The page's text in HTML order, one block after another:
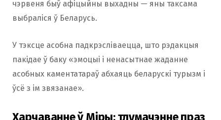
чэрвеня быў афіцыйны выхадны — яны таксама
выбраліся ў Беларусь.
У тэксце асобна падкрэсліваецца, што рэдакцыя
пакідае ў баку «эмоцыі і ненасытнае жаданне
асобных каментатараў абхаяць беларускі турызм і
ўсё з ім звязанае».